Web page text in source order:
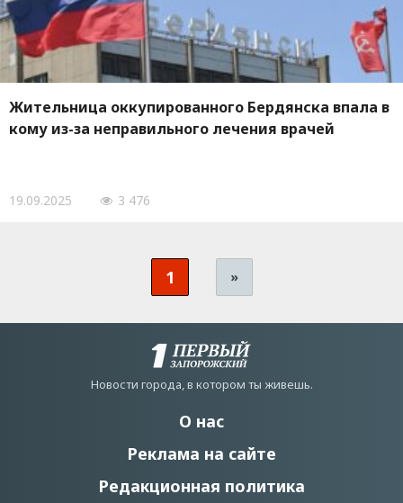
Жительница оккупированного Бердянска впала в
кому из-за неправильного лечения врачей
19.09.2025 3 476
1 »
Новости города, в котором ты живешь.
О нас
Реклама на сайте
Редакционная политика